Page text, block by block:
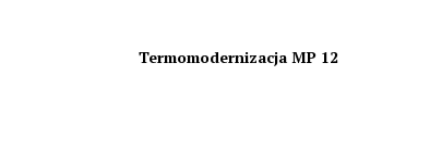
Termomodernizacja MP 12